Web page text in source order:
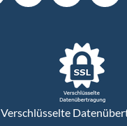
Verschlüsselte